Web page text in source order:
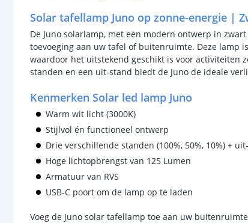
Solar tafellamp Juno op zonne-energie |
De Juno solarlamp, met een modern ontwerp in
toevoeging aan uw tafel of buitenruimte. Deze lamp
waardoor het uitstekend geschikt is voor activiteiten
standen en een uit-stand biedt de Juno de ideale
Kenmerken Solar led lamp Juno
Warm wit licht (3000K)
Stijlvol én functioneel ontwerp
Drie verschillende standen (100%, 50%, 10%) +
Hoge lichtopbrengst van 125 Lumen
Armatuur van RVS
USB-C poort om de lamp op te laden
Voeg de Juno solar tafellamp toe aan uw